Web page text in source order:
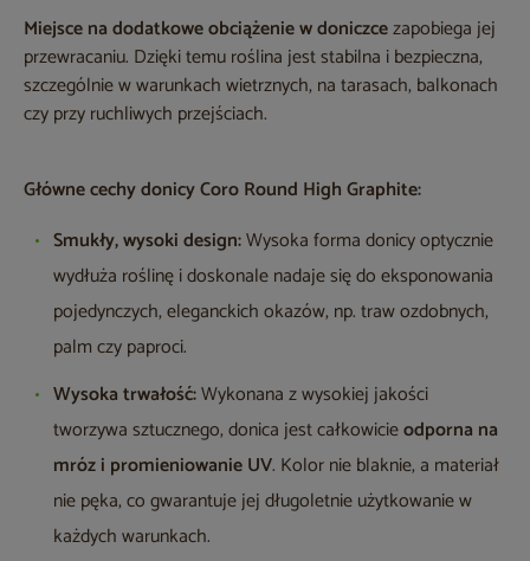
Miejsce na dodatkowe obciążenie w doniczcezapobiega jej
przewracaniu. Dzięki temu roślina jest stabilna i bezpieczna,
szczególnie w warunkach wietrznych, na tarasach, balkonach
czy przy ruchliwych przejściach.
Główne cechy donicy Coro Round High Graphite:
Smukły, wysoki design:Wysoka forma donicy optycznie
wydłuża roślinę i doskonale nadaje się do eksponowania
pojedynczych, eleganckich okazów, np. traw ozdobnych,
palm czy paproci.
Wysoka trwałość:Wykonana z wysokiej jakości
tworzywa sztucznego, donica jest całkowicieodporna na
mróz i promieniowanie UV. Kolor nie blaknie, a materiał
nie pęka, co gwarantuje jej długoletnie użytkowanie w
każdych warunkach.